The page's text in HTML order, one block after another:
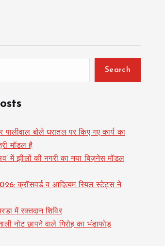
Search
पालीवाल बोले धरातल पर किए गए कार्य का
मॉडल है
में झीलों की नगरी का नया बिज़नेस मॉडल
क्रॉसवर्ड व आदित्यम रियल स्टेट्स ने
में रक्तदान शिविर
नोट छापने वाले गिरोह का भंडाफोड़